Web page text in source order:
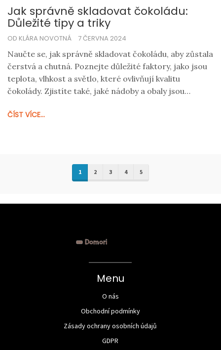
Jak správně skladovat čokoládu:
Důležité tipy a triky
OD KLÁRA NOVOTNÁ 7 ČERVNA 2024
Naučte se, jak správně skladovat čokoládu, aby zůstala
čerstvá a chutná. Poznejte důležité faktory, jako jsou
teplota, vlhkost a světlo, které ovlivňují kvalitu
čokolády. Zjistíte také, jaké nádoby a obaly jsou
ČÍST VÍCE...
1 2 3 4 5
Menu
O nás
Obchodní podmínky
Zásady ochrany osobních údajů
GDPR